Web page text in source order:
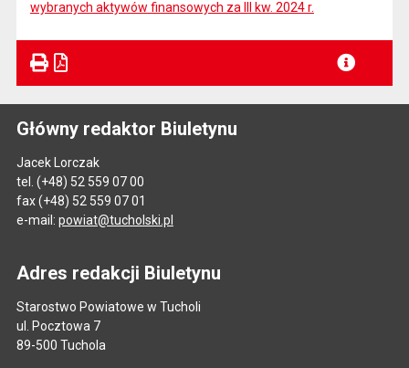
wybranych aktywów finansowych za III kw. 2024 r.
Główny redaktor Biuletynu
Jacek Lorczak
tel. (+48) 52 559 07 00
fax (+48) 52 559 07 01
e-mail: powiat@tucholski.pl
Adres redakcji Biuletynu
Starostwo Powiatowe w Tucholi
ul. Pocztowa 7
89-500 Tuchola